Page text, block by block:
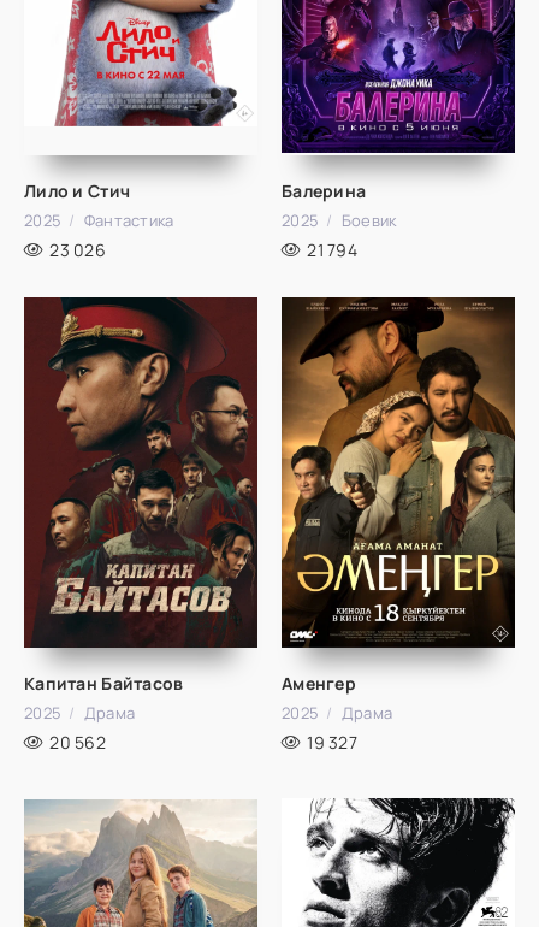
Лило и Стич
2025 Фантастика
23 026
Балерина
2025 Боевик
21 794
Капитан Байтасов
2025 Драма
20 562
Аменгер
2025 Драма
19 327